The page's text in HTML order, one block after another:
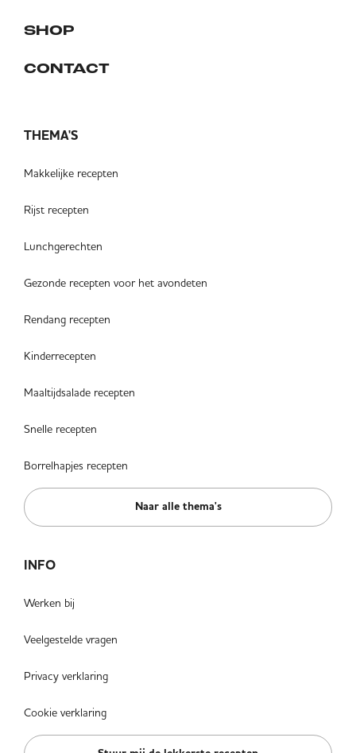
SHOP
CONTACT
THEMA'S
Makkelijke recepten
Rijst recepten
Lunchgerechten
Gezonde recepten voor het avondeten
Rendang recepten
Kinderrecepten
Maaltijdsalade recepten
Snelle recepten
Borrelhapjes recepten
Naar alle thema's
INFO
Werken bij
Veelgestelde vragen
Privacy verklaring
Cookie verklaring